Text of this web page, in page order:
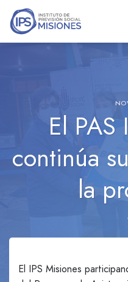
Saltar
contenido
El PAS
continúa
la
El IPS Misiones